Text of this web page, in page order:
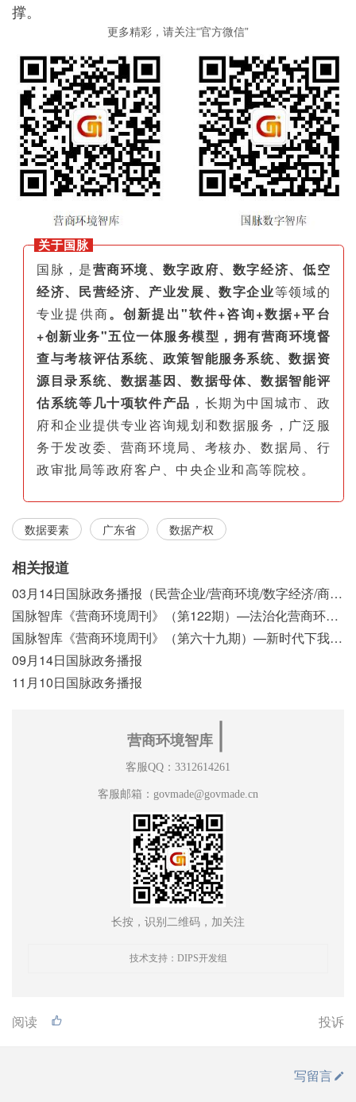
撑。
更多精彩，请关注“官方微信”
关于国脉
国脉，是营商环境、数字政府、数字经济、低空
经济、民营经济、产业发展、数字企业等领域的
专业提供商。创新提出"软件+咨询+数据+平台
+创新业务"五位一体服务模型，拥有营商环境督
查与考核评估系统、政策智能服务系统、数据资
源目录系统、数据基因、数据母体、数据智能评
估系统等几十项软件产品 ，长期为中国城市、政
府和企业提供专业咨询规划和数据服务，广泛服
务于发改委、营商环境局、考核办、数据局、行
政审批局等政府客户、中央企业和高等院校。
数据要素 广东省 数据产权
相关报道
03月14日国脉政务播报（民营企业/营商环境/数字经济/商事制度改革）
国脉智库《营商环境周刊》（第122期）—法治化营商环境视域下我国行政执法公示制度浅析
国脉智库《营商环境周刊》（第六十九期）—新时代下我国营商环境标准体系构建初探
09月14日国脉政务播报
11月10日国脉政务播报
营商环境智库
客服QQ：3312614261
客服邮箱：govmade@govmade.cn
长按，识别二维码，加关注
技术支持：DIPS开发组
阅读 投诉
写留言